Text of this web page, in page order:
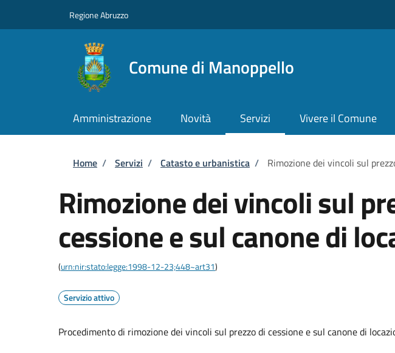
Regione Abruzzo
Comune di Manoppello
Amministrazione Novità Servizi Vivere il Comune
Briciole di pane
Home / Servizi / Catasto e urbanistica / Rimozione dei vincoli sul
Rimozione dei vincoli sul
cessione e sul canone di
(urn:nir:stato:legge:1998-12-23;448~art31)
Servizio attivo
Procedimento di rimozione dei vincoli sul prezzo di cessione e sul canone di